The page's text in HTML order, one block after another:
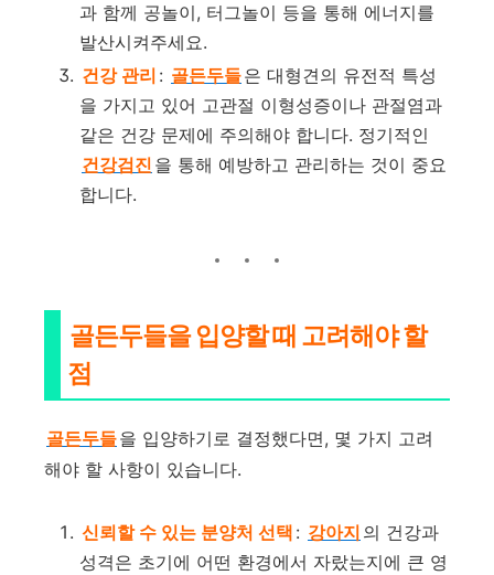
과 함께 공놀이, 터그놀이 등을 통해 에너지를
발산시켜주세요.
건강 관리 : 골든두들은 대형견의 유전적 특성
을 가지고 있어 고관절 이형성증이나 관절염과
같은 건강 문제에 주의해야 합니다. 정기적인
건강검진 을 통해 예방하고 관리하는 것이 중요
합니다.
골든두들을 입양할 때 고려해야 할
점
골든두들을 입양하기로 결정했다면, 몇 가지 고려
해야 할 사항이 있습니다.
신뢰할 수 있는 분양처 선택 : 강아지 의 건강과
성격은 초기에 어떤 환경에서 자랐는지에 큰 영